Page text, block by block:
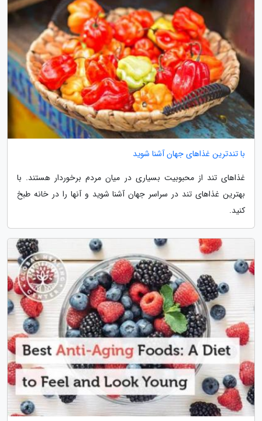
با تندترین غذاهای جهان آشنا شوید
غذاهای تند از محبوبیت بسیاری در میان مردم برخوردار هستند. با
بهترین غذاهای تند در سراسر جهان آشنا شوید و آنها را در خانه طبخ
کنید.